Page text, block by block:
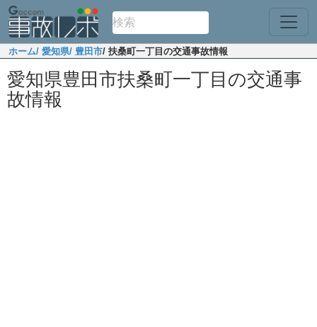
ホーム/ 愛知県/ 豊田市/ 扶桑町一丁目の交通事故情報
愛知県豊田市扶桑町一丁目の交通事
故情報